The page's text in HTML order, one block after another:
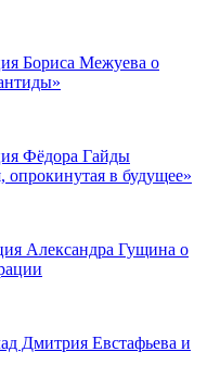
Бориса Межуева о
Фёдора Гайды
опрокинутая в будущее»
Александра Гущина о
Дмитрия Евстафьева и